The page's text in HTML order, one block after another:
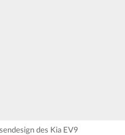
des Kia EV9